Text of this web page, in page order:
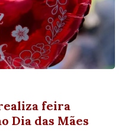
feira
Dia das Mães